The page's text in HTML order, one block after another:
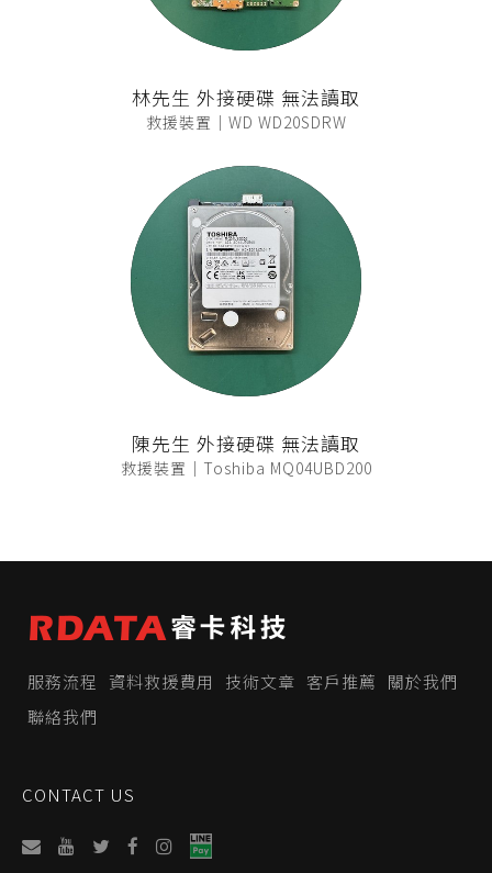
林先生 外接硬碟 無法讀取
救援裝置｜WD WD20SDRW
陳先生 外接硬碟 無法讀取
救援裝置｜Toshiba MQ04UBD200
服務流程 資料救援費用 技術文章 客戶推薦
關於我們
聯絡我們
CONTACT US